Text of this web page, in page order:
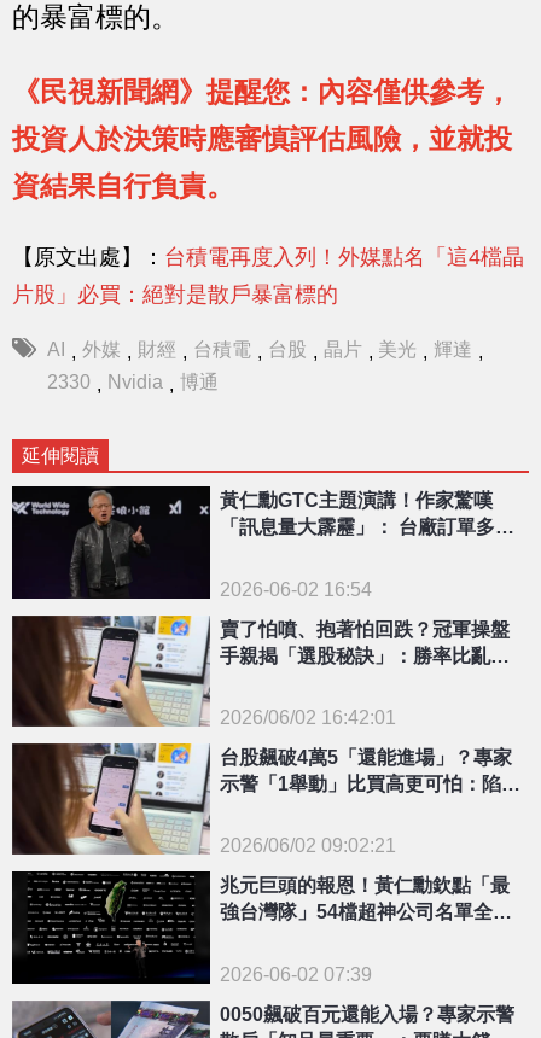
的暴富標的。
《民視新聞網》提醒您：內容僅供參考，
投資人於決策時應審慎評估風險，並就投
資結果自行負責。
【原文出處】： 台積電再度入列！外媒點名「這4檔晶
片股」必買：絕對是散戶暴富標的
AI , 外媒 , 財經 , 台積電 , 台股 , 晶片 , 美光 , 輝達 ,
2330 , Nvidia , 博通
延伸閱讀
黃仁勳GTC主題演講！作家驚嘆
「訊息量大霹靂」： 台廠訂單多到
2026-06-02 16:54
{PLAYICON}
賣了怕噴、抱著怕回跌？冠軍操盤
手親揭「選股秘訣」：勝率比亂追
2026/06/02 16:42:01
{PLAYICON}
台股飆破4萬5「還能進場」？專家
示警「1舉動」比買高更可怕：陷入
2026/06/02 09:02:21
兆元巨頭的報恩！黃仁勳欽點「最
強台灣隊」54檔超神公司名單全曝
2026-06-02 07:39
0050飆破百元還能入場？專家示警